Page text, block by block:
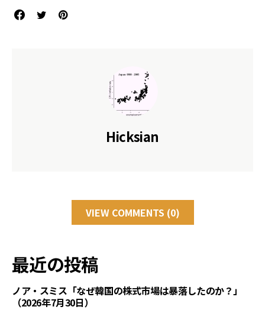
Hicksian
VIEW COMMENTS (0)
最近の投稿
ノア・スミス「なぜ韓国の株式市場は暴落したのか？」
（2026年7月30日）